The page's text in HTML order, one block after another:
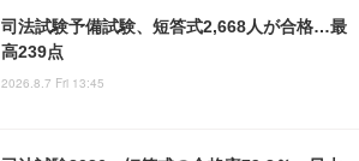
司法試験予備試験、短答式2,668人が合格…最
高239点
2026.8.7 Fri 13:45